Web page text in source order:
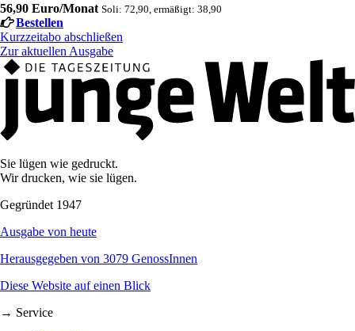
56,90 Euro/Monat Soli: 72,90, ermäßigt: 38,90
Bestellen
Kurzzeitabo abschließen
Zur aktuellen Ausgabe
Sie lügen wie gedruckt.
Wir drucken, wie sie lügen.
Gegründet 1947
Ausgabe von heute
Herausgegeben von 3079 GenossInnen
Diese Website auf einen Blick
→ Service